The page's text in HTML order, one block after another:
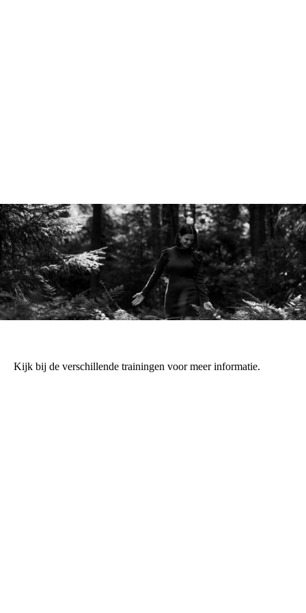
Kijk bij de verschillende trainingen voor meer informatie.